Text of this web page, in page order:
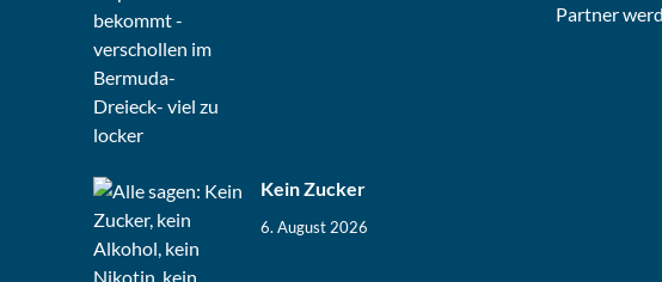
Kein Zucker
6. August 2026
Partner